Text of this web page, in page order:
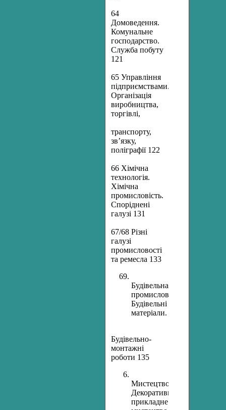
64
Домоведення.
Комунальне
господарство.
Служба побуту
121
65 Управління
підприємствами.
Організація
виробництва,
торгівлі,
транспорту,
зв’язку,
поліграфії 122
66 Хімічна
технологія.
Хімічна
промисловість.
Споріднені
галузі 131
67/68 Різні
галузі
промисловості
та ремесла 133
Будівельна
промисловість.
Будівельні
матеріали.
Будівельно-
монтажні
роботи 135
Мистецтво.
Декоративно–
прикладне